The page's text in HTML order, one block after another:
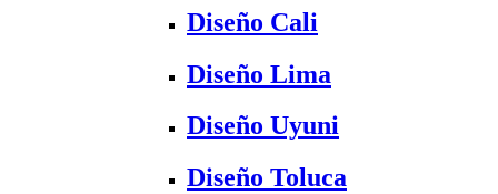
Diseño Cali
Diseño Lima
Diseño Uyuni
Diseño Toluca